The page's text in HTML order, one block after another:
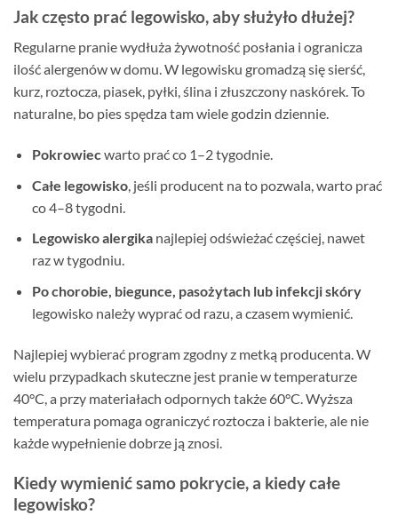
Jak często prać legowisko, aby służyło dłużej?
Regularne pranie wydłuża żywotność posłania i ogranicza
ilość alergenów w domu. W legowisku gromadzą się sierść,
kurz, roztocza, piasek, pyłki, ślina i złuszczony naskórek. To
naturalne, bo pies spędza tam wiele godzin dziennie.
Pokrowiecwarto prać co 1–2 tygodnie.
Całe legowisko, jeśli producent na to pozwala, warto prać
co 4–8 tygodni.
Legowisko alergikanajlepiej odświeżać częściej, nawet
raz w tygodniu.
Po chorobie, biegunce, pasożytach lub infekcji skóry
legowisko należy wyprać od razu, a czasem wymienić.
Najlepiej wybierać program zgodny z metką producenta. W
wielu przypadkach skuteczne jest pranie w temperaturze
40°C, a przy materiałach odpornych także 60°C. Wyższa
temperatura pomaga ograniczyć roztocza i bakterie, ale nie
każde wypełnienie dobrze ją znosi.
Kiedy wymienić samo pokrycie, a kiedy całe
legowisko?